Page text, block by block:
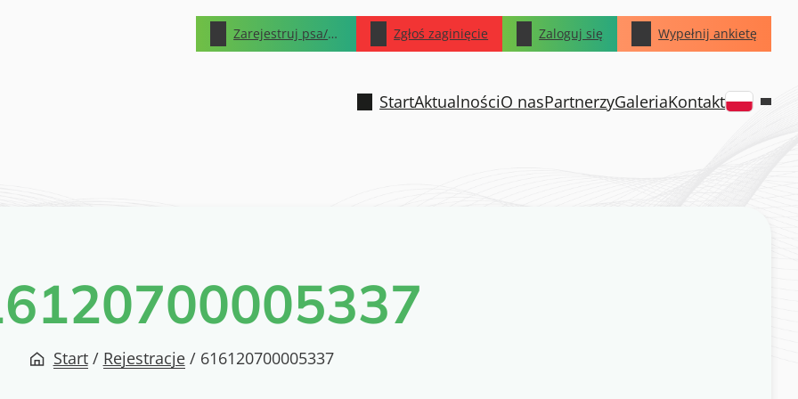
Zarejestruj psa/kota Zgłoś zaginięcie Zaloguj się Wypełnij ankietę
StartAktualnościO nasPartnerzyGaleriaKontakt
Start / Rejestracje / 616120700005337